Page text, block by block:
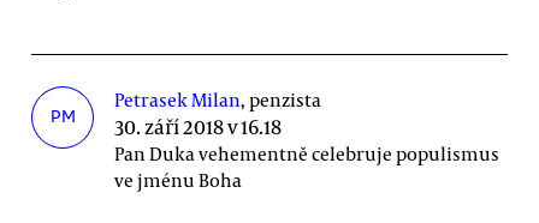
PM
Petrasek Milan, penzista
30. září 2018 v 16.18
Pan Duka vehementně celebruje populismus
ve jménu Boha